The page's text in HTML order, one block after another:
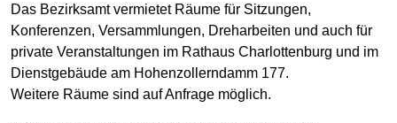
Das Bezirksamt vermietet Räume für Sitzungen,
Konferenzen, Versammlungen, Dreharbeiten und auch für
private Veranstaltungen im Rathaus Charlottenburg und im
Dienstgebäude am Hohenzollerndamm 177.
Weitere Räume sind auf Anfrage möglich.